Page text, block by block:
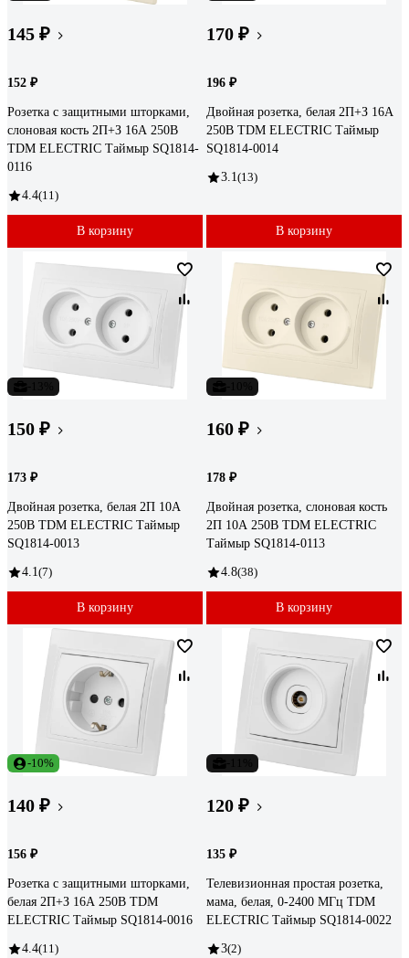
145 ₽
152 ₽
Розетка с защитными шторками,
слоновая кость 2П+З 16А 250В
TDM ELECTRIC Таймыр SQ1814-
0116
4.4(11)
В корзину
170 ₽
196 ₽
Двойная розетка, белая 2П+З 16А
250В TDM ELECTRIC Таймыр
SQ1814-0014
3.1 (13)
В корзину
150 ₽
173 ₽
Двойная розетка, белая 2П 10А
250В TDM ELECTRIC Таймыр
SQ1814-0013
4.1 (7)
В корзину
160 ₽
178 ₽
Двойная розетка, слоновая кость
2П 10А 250В TDM ELECTRIC
Таймыр SQ1814-0113
4.8(38)
В корзину
-10%
140 ₽
156 ₽
Розетка с защитными шторками,
белая 2П+З 16А 250В TDM
ELECTRIC Таймыр SQ1814-0016
4.4(11)
120 ₽
135 ₽
Телевизионная простая розетка,
мама, белая, 0-2400 МГц TDM
ELECTRIC Таймыр SQ1814-0022
3(2)